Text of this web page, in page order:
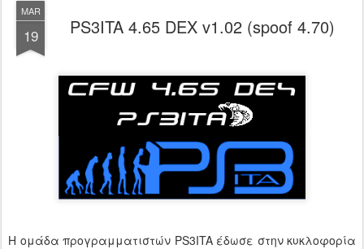
MAR
19 PS3ITA 4.65 DEX v1.02 (spoof 4.70)
Η ομάδα προγραμματιστών PS3ITA έδωσε στην κυκλοφορία